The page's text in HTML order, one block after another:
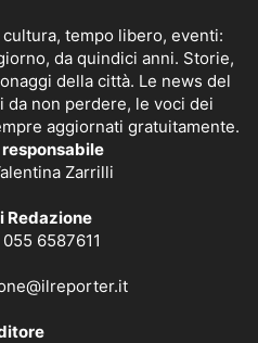
tempo libero, eventi:
da quindici anni. Storie,
della città. Le news del
da non perdere, le voci dei
aggiornati gratuitamente.
Zarrilli
Redazione
6587611